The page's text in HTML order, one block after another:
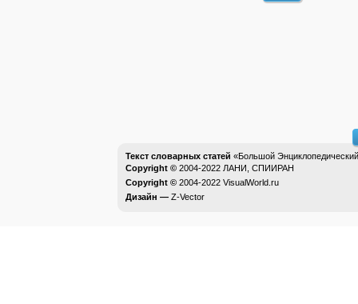
Текст словарных статей «Большой
Copyright © 2004-2022 ЛАНИ, СПИИРАН
Copyright © 2004-2022 VisualWorld.ru
Дизайн — Z-Vector